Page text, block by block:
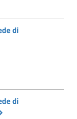
di
di